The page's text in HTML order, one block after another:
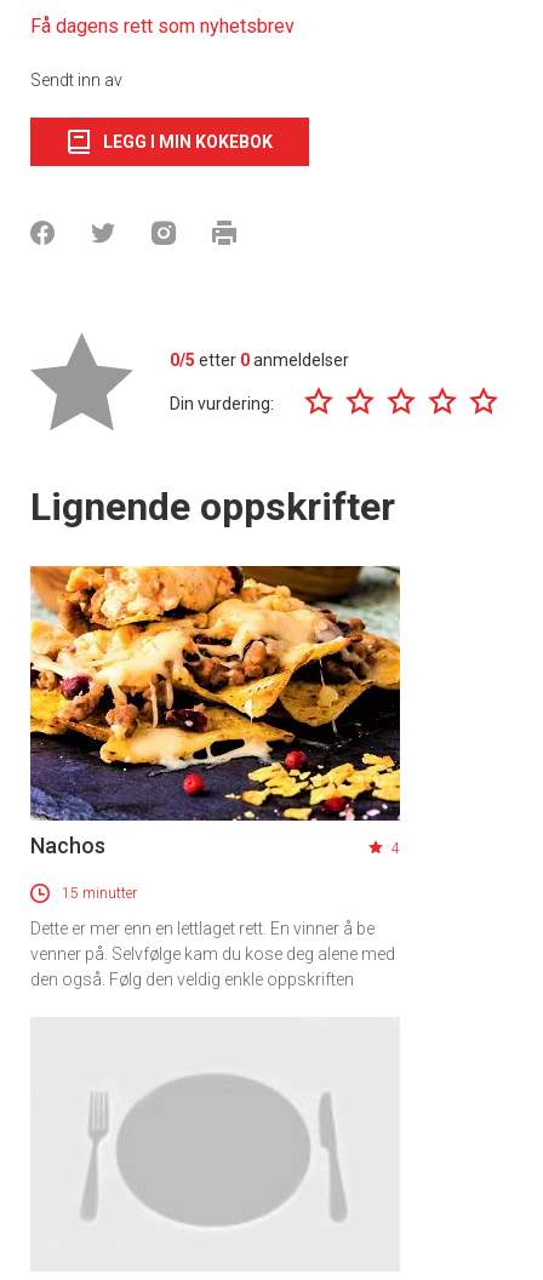
Få dagens rett som nyhetsbrev
Sendt inn av
LEGG I MIN KOKEBOK
0/5 etter 0anmeldelser
Din vurdering:
Lignende oppskrifter
Nachos 4
15 minutter
Dette er mer enn en lettlaget rett. En vinner å be
venner på. Selvfølge kam du kose deg alene med
den også. Følg den veldig enkle oppskriften